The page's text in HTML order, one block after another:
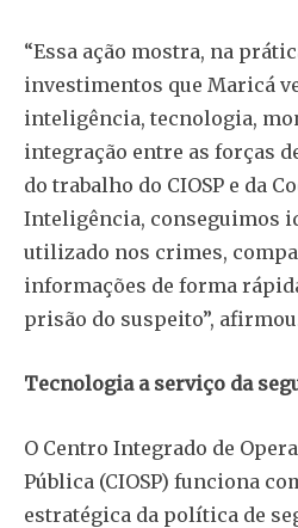
“Essa ação mostra, na
investimentos que Maricá
inteligência, tecnologia,
integração entre as forças
do trabalho do CIOSP e da
Inteligência, conseguimos
utilizado nos crimes,
informações de forma
prisão do suspeito”,
Tecnologia a serviço da
O Centro Integrado de
Pública (CIOSP) funciona
estratégica da política de